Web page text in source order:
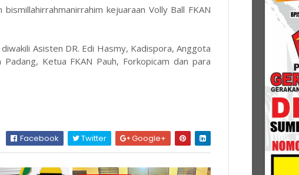
kejuaraan Volly Ball FKAN
Asisten DR. Edi Hasmy, Kadispora, Anggota
Ketua FKAN Pauh, Forkopicam dan para
Facebook Twitter Google+